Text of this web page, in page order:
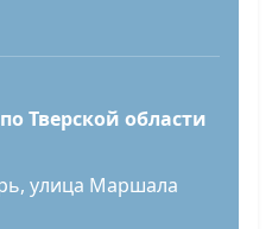
Тверской области
улица Маршала